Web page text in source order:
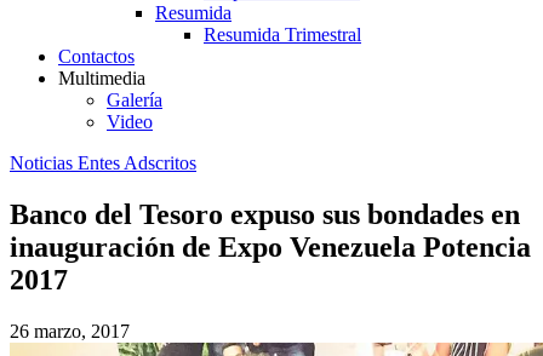
Resumida
Resumida Trimestral
Contactos
Multimedia
Galería
Video
Noticias Entes Adscritos
Banco del Tesoro expuso sus bondades en
inauguración de Expo Venezuela Potencia
2017
26 marzo, 2017